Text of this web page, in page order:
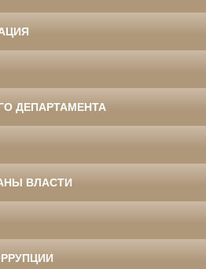
ДЕПАРТАМЕНТА
ВЛАСТИ